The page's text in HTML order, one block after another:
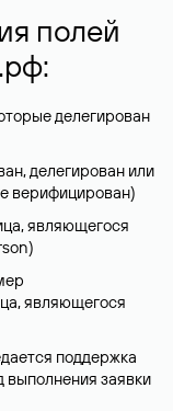
полей
делегирован
делегирован или
верифицирован)
являющегося
являющегося
поддержка
заявки